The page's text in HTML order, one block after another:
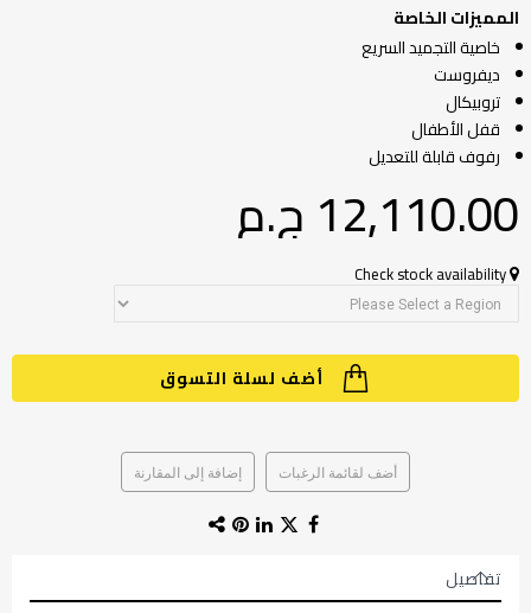
المميزات الخاصة
خاصية التجميد السريع
ديفروست
تروبيكال
قفل الأطفال
رفوف قابلة للتعديل
12,110.00 ج.م‏
Check stock availability
أضف لسلة التسوق
أضف لقائمة الرغبات إضافة إلى المقارنة
تفاصيل